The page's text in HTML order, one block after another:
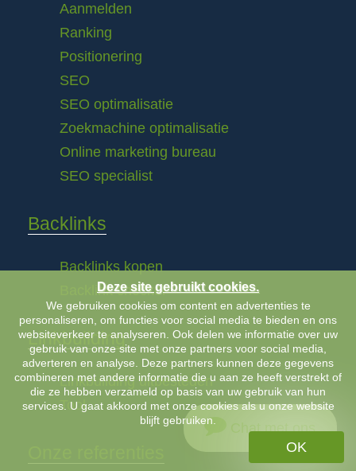
Aanmelden
Ranking
Positionering
SEO
SEO optimalisatie
Zoekmachine optimalisatie
Online marketing bureau
SEO specialist
Backlinks
Backlinks kopen
Backlink checker
Linkbuilding
Linkbuilding uitbesteden
Tool
Chat met ons
Deze site gebruikt cookies.
We gebruiken cookies om content en advertenties te
personaliseren, om functies voor social media te bieden en ons
websiteverkeer te analyseren. Ook delen we informatie over uw
gebruik van onze site met onze partners voor social media,
adverteren en analyse. Deze partners kunnen deze gegevens
combineren met andere informatie die u aan ze heeft verstrekt of
die ze hebben verzameld op basis van uw gebruik van hun
services. U gaat akkoord met onze cookies als u onze website
blijft gebruiken.
OK